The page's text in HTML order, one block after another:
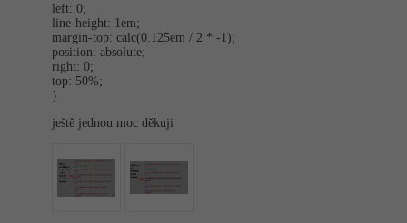
left: 0;
line-height: 1em;
margin-top: calc(0.125em / 2 * -1);
position: absolute;
right: 0;
top: 50%;
}
ještě jednou moc děkuji